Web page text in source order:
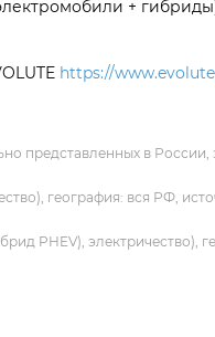
+
https://
представленных в
география: вся РФ,
PHEV),